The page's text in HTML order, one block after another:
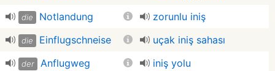
die Notlandung zorunlu iniş
die Einflugschneise uçak iniş sahası
der Anflugweg iniş yolu